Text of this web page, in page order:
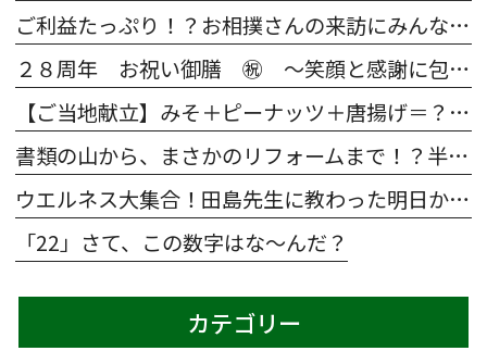
ご利益たっぷり！？お相撲さんの来訪にみんな大興奮😀
２８周年 お祝い御膳 ㊗ ～笑顔と感謝に包まれた特別な一日～
【ご当地献立】みそ＋ピーナッツ＋唐揚げ＝？正解はあの「意外な県」の絶品メニュー！
書類の山から、まさかのリフォームまで！？半年間の「5S活動survival」
ウエルネス大集合！田島先生に教わった明日から使えるレクの魔法🧹～TAJI.magic～
「22」さて、この数字はな～んだ？
カテゴリー